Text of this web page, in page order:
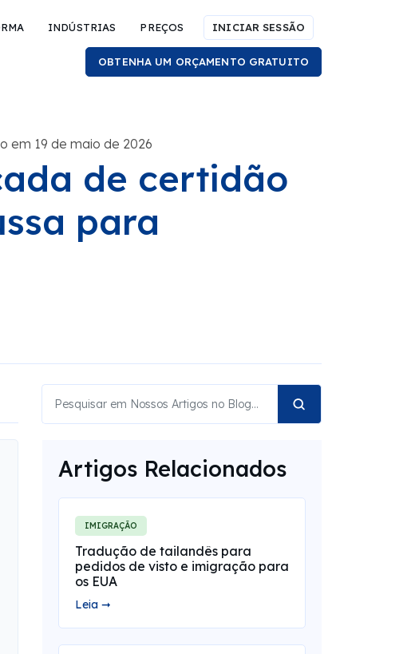
INDÚSTRIAS PREÇOS INICIAR SESSÃO
OBTENHA UM ORÇAMENTO GRATUITO
em 19 de maio de 2026
de certidão
para
Artigos Relacionados
IMIGRAÇÃO
Tradução de tailandês para
pedidos de visto e imigração para
os EUA
Leia ➞